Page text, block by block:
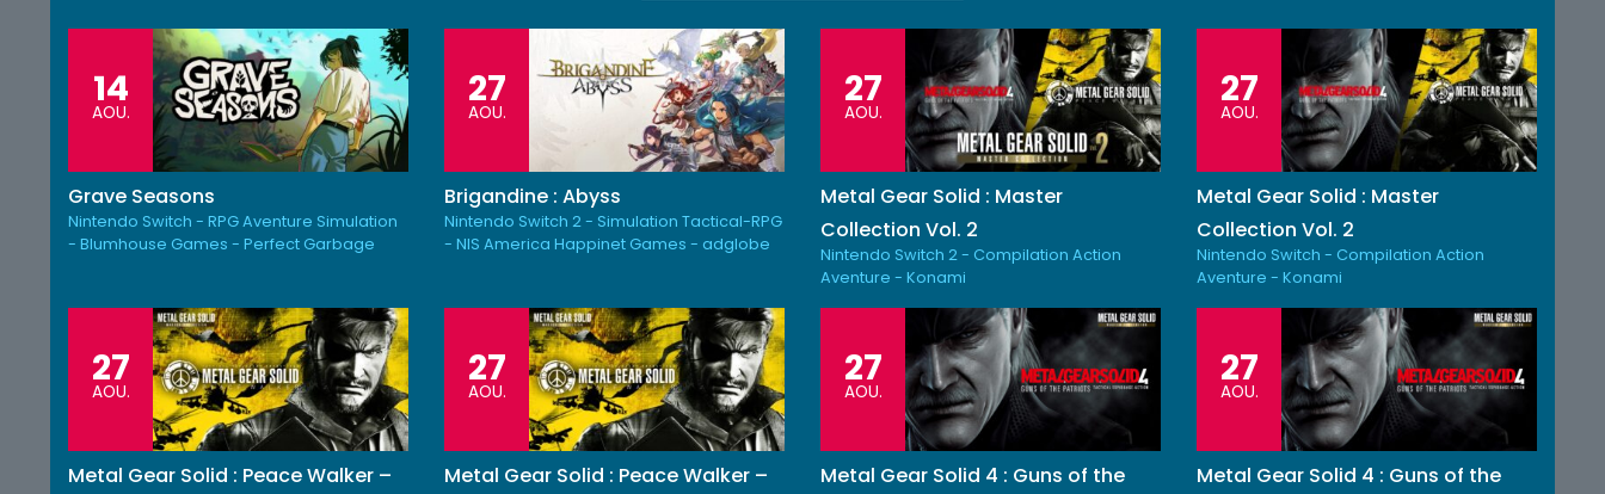
14
AOU.
Grave Seasons
Nintendo Switch - RPG Aventure Simulation
- Blumhouse Games - Perfect Garbage
27
AOU.
Brigandine : Abyss
Nintendo Switch 2 - Simulation Tactical-RPG
- NIS America Happinet Games - adglobe
27
AOU.
Metal Gear Solid : Master
Collection Vol. 2
Nintendo Switch 2 - Compilation Action
Aventure - Konami
27
AOU.
Metal Gear Solid : Master
Collection Vol. 2
Nintendo Switch - Compilation Action
Aventure - Konami
27
AOU.
Metal Gear Solid : Peace Walker –
27
AOU.
Metal Gear Solid : Peace Walker –
27
AOU.
Metal Gear Solid 4 : Guns of the
27
AOU.
Metal Gear Solid 4 : Guns of the